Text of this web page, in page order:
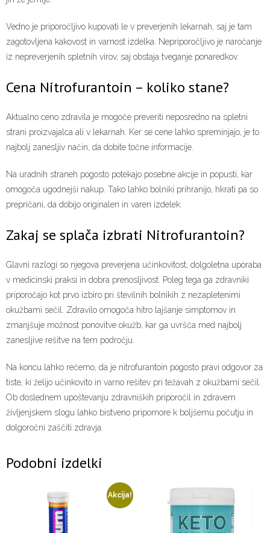
Vedno je priporočljivo kupovati le v preverjenih lekarnah, saj je tam
zagotovljena kakovost in varnost izdelka. Nepriporočljivo je naročanje
iz nepreverjenih spletnih virov, saj obstaja tveganje ponaredkov.
Cena Nitrofurantoin – koliko stane?
Aktualno ceno zdravila je mogoče preveriti neposredno na spletni
strani proizvajalca ali v lekarnah. Ker se cene lahko spreminjajo, je to
najbolj zanesljiv način, da dobite točne informacije.
Na uradnih straneh pogosto potekajo posebne akcije in popusti, kar
omogoča ugodnejši nakup. Tako lahko bolniki prihranijo, hkrati pa so
prepričani, da dobijo originalen in varen izdelek.
Zakaj se splača izbrati Nitrofurantoin?
Glavni razlogi so njegova preverjena učinkovitost, dolgoletna uporaba
v medicinski praksi in dobra prenosljivost. Poleg tega ga zdravniki
priporočajo kot prvo izbiro pri številnih bolnikih z nezapletenimi
okužbami sečil. Zdravilo omogoča hitro lajšanje simptomov in
zmanjšuje možnost ponovitve okužb, kar ga uvršča med najbolj
zanesljive rešitve na tem področju.
Na koncu lahko rečemo, da je nitrofurantoin pogosto pravi odgovor za
tiste, ki želijo učinkovito in varno rešitev pri težavah z okužbami sečil.
Ob doslednem upoštevanju zdravniških priporočil in zdravem
življenjskem slogu lahko bistveno pripomore k boljšemu počutju in
dolgoročni zaščiti zdravja.
Podobni izdelki
Akcija!